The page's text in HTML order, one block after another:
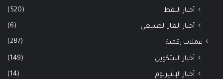
أخبار النفط (520)
أخبار الغاز الطبيعي (6)
عملات رقمية (287)
أخبار البيتكوين (149)
أخبار الإيثيريوم (14)